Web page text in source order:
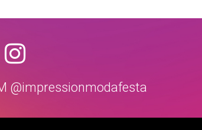
@impressionmodafesta